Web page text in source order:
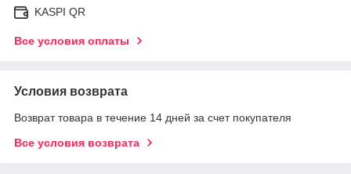
KASPI QR
Все условия оплаты
Условия возврата
Возврат товара в течение 14 дней за счет покупателя
Все условия возврата